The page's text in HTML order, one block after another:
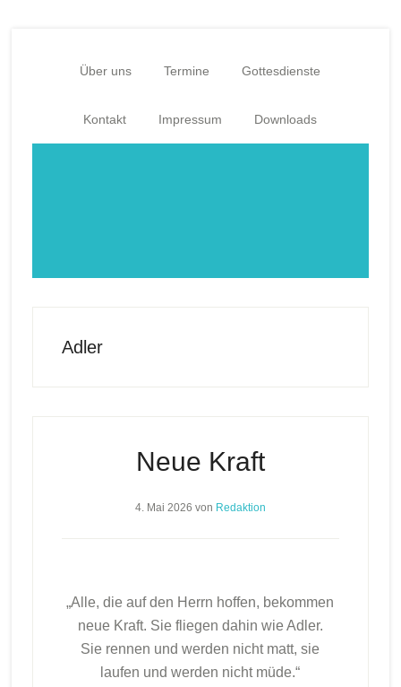
Über uns Termine Gottesdienste
Kontakt Impressum Downloads
Adler
Neue Kraft
4. Mai 2026 von Redaktion
„Alle, die auf den Herrn hoffen, bekommen
neue Kraft. Sie fliegen dahin wie Adler.
Sie rennen und werden nicht matt, sie
laufen und werden nicht müde.“